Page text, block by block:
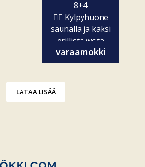
8+4
🧖‍♀️ Kylpyhuone
saunalla ja kaksi
erillistä wc:tä
✨...
varaamokki
LATAA LISÄÄ